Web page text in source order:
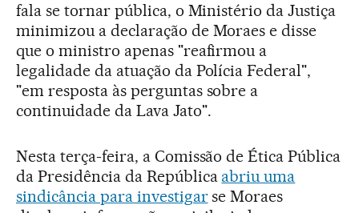
fala se tornar pública, o Ministério da Justiça
minimizou a declaração de Moraes e disse
que o ministro apenas "reafirmou a
legalidade da atuação da Polícia Federal",
"em resposta às perguntas sobre a
continuidade da Lava Jato".
Nesta terça-feira, a Comissão de Ética Pública
da Presidência da República abriu uma
sindicância para investigarse Moraes